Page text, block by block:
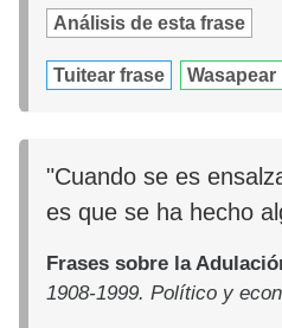
Análisis de esta frase
Tuitear frase Wasapear
"Cuando se es
es que se ha hecho
Frases sobre la
1908-1999. Político y